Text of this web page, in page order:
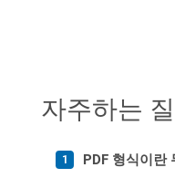
자주하는
PDF 형식이란